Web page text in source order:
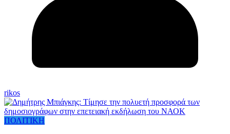
rikos
ΠΟΛΙΤΙΚΗ